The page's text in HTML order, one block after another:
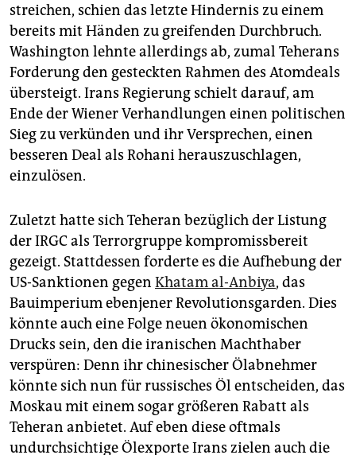
streichen, schien das letzte Hindernis zu einem
bereits mit Händen zu greifenden Durchbruch.
Washington lehnte allerdings ab, zumal Teherans
Forderung den gesteckten Rahmen des Atomdeals
übersteigt. Irans Regierung schielt darauf, am
Ende der Wiener Verhandlungen einen politischen
Sieg zu verkünden und ihr Versprechen, einen
besseren Deal als Rohani herauszuschlagen,
einzulösen.
Zuletzt hatte sich Teheran bezüglich der Listung
der IRGC als Terrorgruppe kompromissbereit
gezeigt. Stattdessen forderte es die Aufhebung der
US-Sanktionen gegen Khatam al-Anbiya, das
Bauimperium ebenjener Revolutionsgarden. Dies
könnte auch eine Folge neuen ökonomischen
Drucks sein, den die iranischen Machthaber
verspüren: Denn ihr chinesischer Ölabnehmer
könnte sich nun für russisches Öl entscheiden, das
Moskau mit einem sogar größeren Rabatt als
Teheran anbietet. Auf eben diese oftmals
undurchsichtige Ölexporte Irans zielen auch die